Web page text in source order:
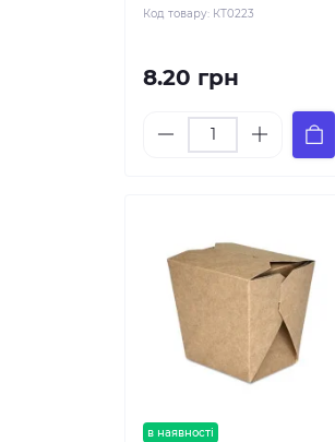
Код товару: КТ0223
8.20 грн
в наявності